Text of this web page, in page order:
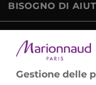
BISOGNO DI
Gestione delle